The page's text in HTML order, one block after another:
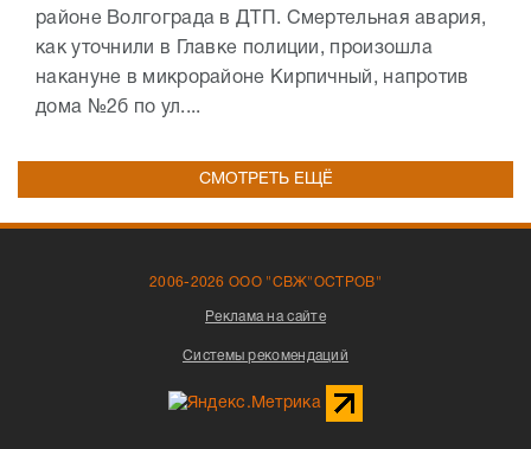
районе Волгограда в ДТП. Смертельная авария,
как уточнили в Главке полиции, произошла
накануне в микрорайоне Кирпичный, напротив
дома №2б по ул....
СМОТРЕТЬ ЕЩЁ
2006-2026 ООО "СВЖ"ОСТРОВ"
Реклама на сайте
Системы рекомендаций